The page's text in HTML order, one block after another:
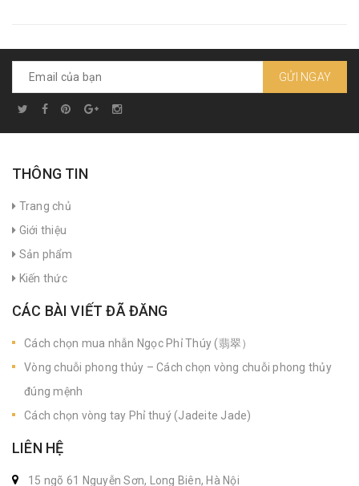
GỬI NGAY
THÔNG TIN
Trang chủ
Giới thiệu
Sản phẩm
Kiến thức
CÁC BÀI VIẾT ĐÃ ĐĂNG
Cách chọn mua nhẫn Ngọc Phỉ Thúy (翡翠）
Vòng chuỗi phong thủy – Cách chọn vòng chuỗi phong thủy
đúng mệnh
Cách chọn vòng tay Phỉ thuý (Jadeite Jade)
LIÊN HỆ
15 ngõ 61 Nguyễn Sơn, Long Biên, Hà Nội